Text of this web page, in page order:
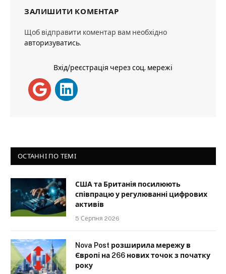
ЗАЛИШИТИ КОМЕНТАР
Щоб відправити коментар вам необхідно
авторизуватись.
Вхід/реєстрація через соц. мережі
ОСТАННІ ПО ТЕМІ
США та Британія посилюють
співпрацю у регулюванні цифрових
активів
5 Серпня 2026
Nova Post розширила мережу в
Європі на 266 нових точок з початку
року